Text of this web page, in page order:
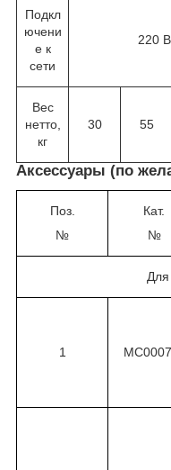
Подкл
ючени
е к
сети
220
Вес
нетто,
кг
30 55
Аксессуары (по
Поз.
№
Кат.
№
1